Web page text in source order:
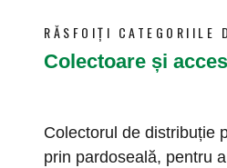
RĂSFOIȚI CATEGORIILE
Colectoare și
Colectorul de distribuție
prin pardoseală, pentru